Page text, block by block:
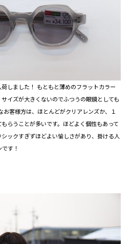
しました！ もともと薄めのフラットカラー
イズが大きくないのでふつうの眼鏡としても
客様方は、ほとんどがクリアレンズか、１
らうことが多いです。ほどよく個性もあって
ックすぎずほどよい愉しさがあり、掛ける人
す！